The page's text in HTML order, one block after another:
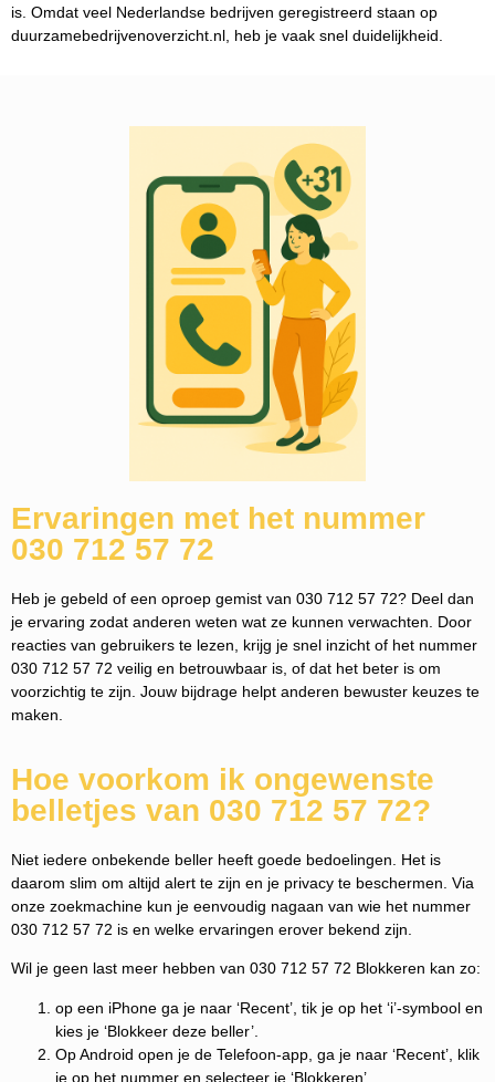
is. Omdat veel Nederlandse bedrijven geregistreerd staan op
duurzamebedrijvenoverzicht.nl, heb je vaak snel duidelijkheid.
Ervaringen met het nummer
030 712 57 72
Heb je gebeld of een oproep gemist van 030 712 57 72? Deel dan
je ervaring zodat anderen weten wat ze kunnen verwachten. Door
reacties van gebruikers te lezen, krijg je snel inzicht of het nummer
030 712 57 72 veilig en betrouwbaar is, of dat het beter is om
voorzichtig te zijn. Jouw bijdrage helpt anderen bewuster keuzes te
maken.
Hoe voorkom ik ongewenste
belletjes van 030 712 57 72?
Niet iedere onbekende beller heeft goede bedoelingen. Het is
daarom slim om altijd alert te zijn en je privacy te beschermen. Via
onze zoekmachine kun je eenvoudig nagaan van wie het nummer
030 712 57 72 is en welke ervaringen erover bekend zijn.
Wil je geen last meer hebben van 030 712 57 72 Blokkeren kan zo:
op een iPhone ga je naar ‘Recent’, tik je op het ‘i’-symbool en
kies je ‘Blokkeer deze beller’.
Op Android open je de Telefoon-app, ga je naar ‘Recent’, klik
je op het nummer en selecteer je ‘Blokkeren’.